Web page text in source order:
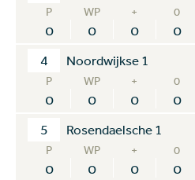
P WP + 0
0 0 0 0
4 Noordwijkse 1
P WP + 0
0 0 0 0
5 Rosendaelsche 1
P WP + 0
0 0 0 0